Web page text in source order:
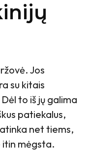
Jos
su kitais
to iš jų galima
patiekalus,
net tiems,
mėgsta.